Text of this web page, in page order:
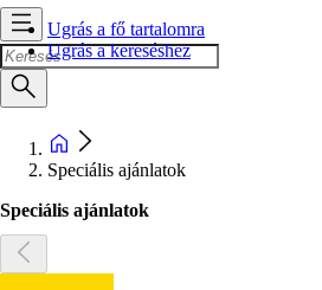
Ugrás a fő tartalomra
Ugrás a kereséshez
Speciális ajánlatok
Speciális ajánlatok